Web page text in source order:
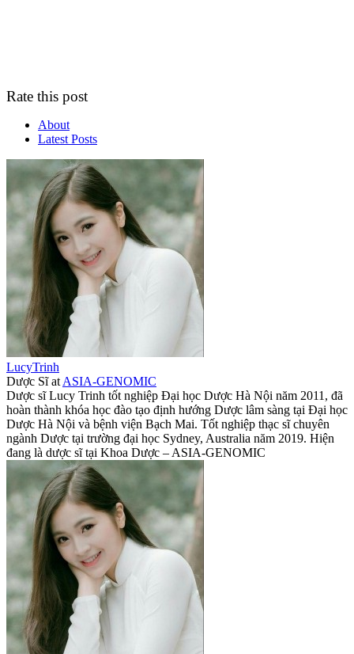
Rate this post
About
Latest Posts
LucyTrinh
Dược Sĩat ASIA-GENOMIC
Dược sĩ Lucy Trinh tốt nghiệp Đại học Dược Hà Nội năm 2011, đã
hoàn thành khóa học đào tạo định hướng Dược lâm sàng tại Đại học
Dược Hà Nội và bệnh viện Bạch Mai. Tốt nghiệp thạc sĩ chuyên
ngành Dược tại trường đại học Sydney, Australia năm 2019. Hiện
đang là dược sĩ tại Khoa Dược – ASIA-GENOMIC